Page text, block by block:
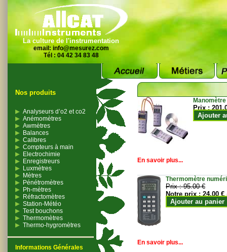
La culture de l'instrumentation
email: info@mesurez.com
Tél : 04 42 34 83 48
Nos produits
Analyseurs d’o2 et co2
Anémomètres
Awmètres
Balances
Calibres
Compteurs à main
Electrochimie
Enregistreurs
Luxmètres
Mètres
Pénétromètres
Ph-mètres
Réfractomètres
Station-Météo
Test bouchons
Thermomètres
Thermo-hygromètres
Informations Générales
Prix :
Ajouter
En savoir plus...
Thermomètre
Prix :95.00 €
Notre prix :24.00 €
Ajouter au panier
En savoir plus...